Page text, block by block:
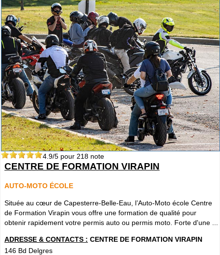
4.9/5 pour 218 note
CENTRE DE FORMATION VIRAPIN
AUTO-MOTO ÉCOLE
Située au cœur de Capesterre-Belle-Eau, l’Auto-Moto école Centre
de Formation Virapin vous offre une formation de qualité pour
obtenir rapidement votre permis auto ou permis moto. Forte d'une ...
ADRESSE & CONTACTS : CENTRE DE FORMATION VIRAPIN
146 Bd Delgres